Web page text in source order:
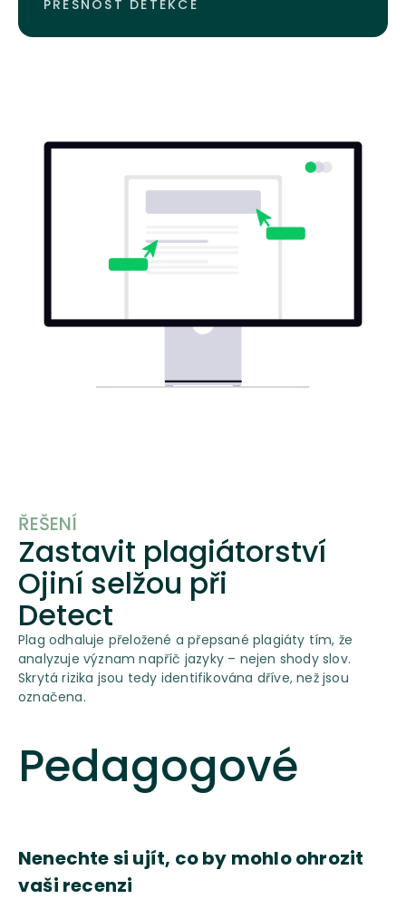
PŘESNOST DETEKCE
ŘEŠENÍ
Zastavit plagiátorství
Ojiní selžou při
Detect
Plag odhaluje přeložené a přepsané plagiáty tím, že
analyzuje význam napříč jazyky – nejen shody slov.
Skrytá rizika jsou tedy identifikována dříve, než jsou
označena.
Pedagogové
Nenechte si ujít, co by mohlo ohrozit
vaši recenzi